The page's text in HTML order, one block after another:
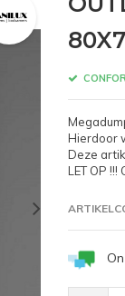
Hierdoor
Deze
LET OP